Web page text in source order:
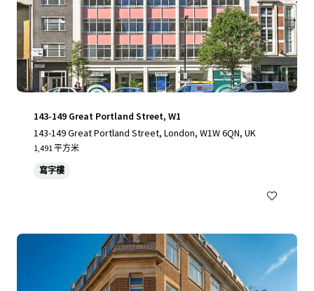
143-149 Great Portland Street, W1
143-149 Great Portland Street, London, W1W 6QN, UK
1,491 平方米
寫字樓